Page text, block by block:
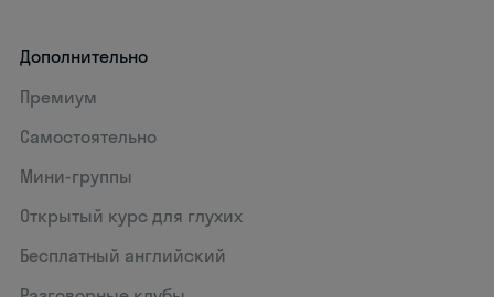
Дополнительно
Премиум
Самостоятельно
Мини-группы
Открытый курс для глухих
Бесплатный английский